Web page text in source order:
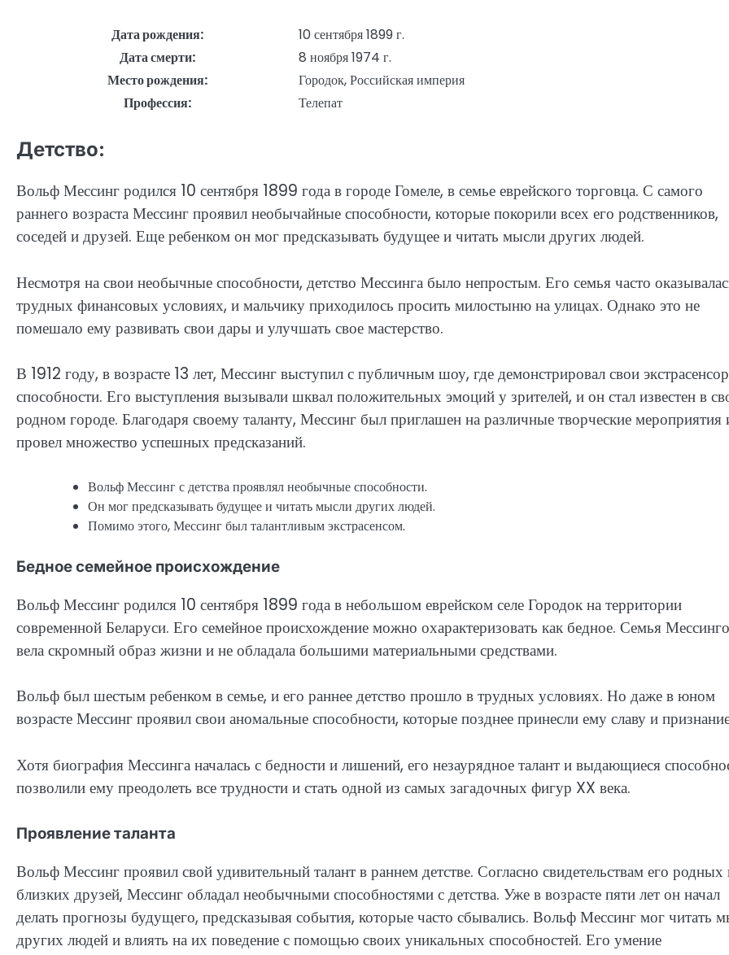
Дата рождения:
10 сентября 1899 г.
Дата смерти:
8 ноября 1974 г.
Место рождения:
Городок, Российская империя
Профессия:
Телепат
Детство:
Вольф Мессинг родился 10 сентября 1899 года в городе Гомеле, в семье еврейского торговца. С самого
раннего возраста Мессинг проявил необычайные способности, которые покорили всех его родственников,
соседей и друзей. Еще ребенком он мог предсказывать будущее и читать мысли других людей.
Несмотря на свои необычные способности, детство Мессинга было непростым. Его семья часто
трудных финансовых условиях, и мальчику приходилось просить милостыню на улицах. Однако это не
помешало ему развивать свои дары и улучшать свое мастерство.
В 1912 году, в возрасте 13 лет, Мессинг выступил с публичным шоу, где демонстрировал свои
способности. Его выступления вызывали шквал положительных эмоций у зрителей, и он стал известен в
родном городе. Благодаря своему таланту, Мессинг был приглашен на различные творческие мероприятия
провел множество успешных предсказаний.
Вольф Мессинг с детства проявлял необычные способности.
Он мог предсказывать будущее и читать мысли других людей.
Помимо этого, Мессинг был талантливым экстрасенсом.
Бедное семейное происхождение
Вольф Мессинг родился 10 сентября 1899 года в небольшом еврейском селе Городок на территории
современной Беларуси. Его семейное происхождение можно охарактеризовать как бедное. Семья
вела скромный образ жизни и не обладала большими материальными средствами.
Вольф был шестым ребенком в семье, и его раннее детство прошло в трудных условиях. Но даже в юном
возрасте Мессинг проявил свои аномальные способности, которые позднее принесли ему славу и
Хотя биография Мессинга началась с бедности и лишений, его незаурядное талант и выдающиеся
позволили ему преодолеть все трудности и стать одной из самых загадочных фигур XX века.
Проявление таланта
Вольф Мессинг проявил свой удивительный талант в раннем детстве. Согласно свидетельствам его родных
близких друзей, Мессинг обладал необычными способностями с детства. Уже в возрасте пяти лет он начал
делать прогнозы будущего, предсказывая события, которые часто сбывались. Вольф Мессинг мог читать
других людей и влиять на их поведение с помощью своих уникальных способностей. Его умение